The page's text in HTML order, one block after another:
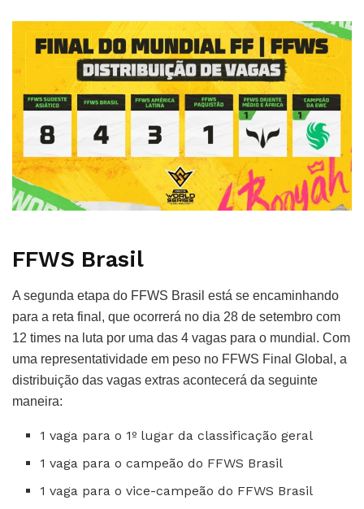
FFWS Brasil
A segunda etapa do FFWS Brasil está se encaminhando
para a reta final, que ocorrerá no dia 28 de setembro com
12 times na luta por uma das 4 vagas para o mundial. Com
uma representatividade em peso no FFWS Final Global, a
distribuição das vagas extras acontecerá da seguinte
maneira:
1 vaga para o 1º lugar da classificação geral
1 vaga para o campeão do FFWS Brasil
1 vaga para o vice-campeão do FFWS Brasil